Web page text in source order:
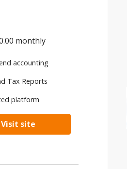
monthly
accounting
Tax Reports
platform
Visit site